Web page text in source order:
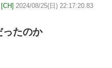
2024/08/25(日) 22:17:20.83
ったのか